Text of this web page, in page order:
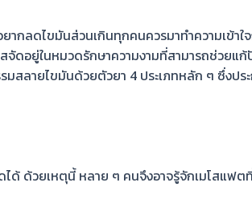
กลดไขมันส่วนเกินทุกคนควรมาทำความเข้าใ
จัดอยู่ในหมวดรักษาความงามที่สามารถช่วยแก้
มสลายไขมันด้วยตัวยา 4 ประเภทหลัก ๆ ซึ่งปร
ด้ ด้วยเหตุนี้ หลาย ๆ คนจึงอาจรู้จักเมโสแฟต